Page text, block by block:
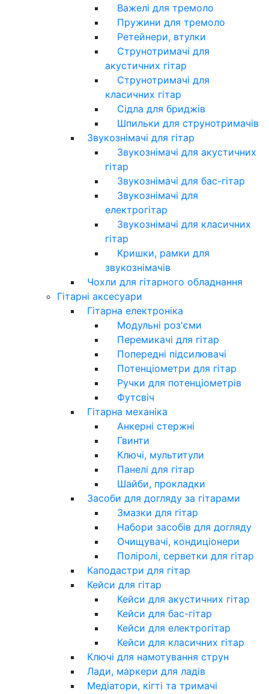
Важелі для тремоло
Пружини для тремоло
Ретейнери, втулки
Струнотримачі для
акустичних гітар
Струнотримачі для
класичних гітар
Сідла для бриджів
Шпильки для струнотримачів
Звукознімачі для гітар
Звукознімачі для акустичних
гітар
Звукознімачі для бас-гітар
Звукознімачі для
електрогітар
Звукознімачі для класичних
гітар
Кришки, рамки для
звукознімачів
Чохли для гітарного обладнання
Гітарні аксесуари
Гітарна електроніка
Модульні роз'єми
Перемикачі для гітар
Попередні підсилювачі
Потенціометри для гітар
Ручки для потенціометрів
Футсвіч
Гітарна механіка
Анкерні стержні
Гвинти
Ключі, мультитули
Панелі для гітар
Шайби, прокладки
Засоби для догляду за гітарами
Змазки для гітар
Набори засобів для догляду
Очищувачі, кондиціонери
Поліролі, серветки для гітар
Каподастри для гітар
Кейси для гітар
Кейси для акустичних гітар
Кейси для бас-гітар
Кейси для електрогітар
Кейси для класичних гітар
Ключі для намотування струн
Лади, маркери для ладів
Медіатори, кігті та тримачі